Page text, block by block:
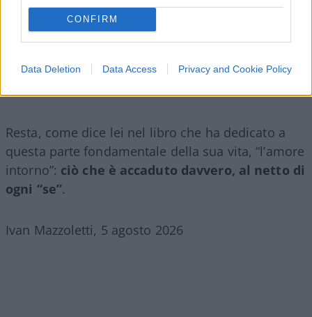
CONFIRM
Data Deletion Data Access Privacy and Cookie Policy
Resta, come dice lei nel libro che ha dedicato a
questa parte fondamentale della sua vita, “l’amore
intorno”: ciò che è accaduto davvero, al netto di
ogni “se”.
Ivan Mazzoletti, 5 agosto 2026